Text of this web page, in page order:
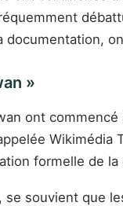
»
ont
formelle de
souvient que